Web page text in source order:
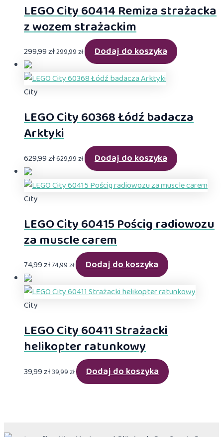
LEGO City 60414 Remiza strażacka
z wozem strażackim
299,99zł299,99zł Dodaj do koszyka
City
LEGO City 60368 Łódź badacza
Arktyki
629,99zł629,99zł Dodaj do koszyka
City
LEGO City 60415 Pościg radiowozu
za muscle carem
74,99zł74,99zł Dodaj do koszyka
City
LEGO City 60411 Strażacki
helikopter ratunkowy
39,99zł39,99zł Dodaj do koszyka